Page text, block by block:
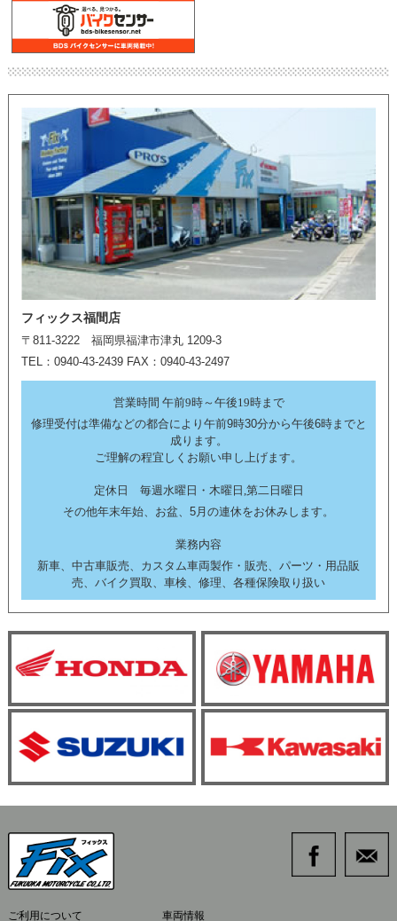
フィックス福間店
〒811-3222 福岡県福津市津丸 1209-3
TEL：0940-43-2439 FAX：0940-43-2497
営業時間 午前9時～午後19時まで
修理受付は準備などの都合により午前9時30分から午後6時までと
成ります。
ご理解の程宜しくお願い申し上げます。
定休日 毎週水曜日・木曜日,第二日曜日
その他年末年始、お盆、5月の連休をお休みします。
業務内容
新車、中古車販売、カスタム車両製作・販売、パーツ・用品販
売、バイク買取、車検、修理、各種保険取り扱い
ご利用について 車両情報